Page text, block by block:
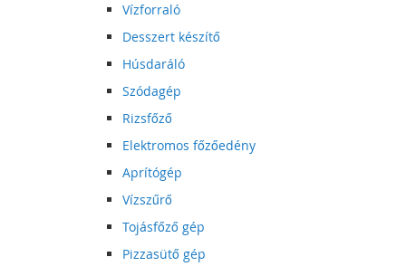
Vízforraló
Desszert készítő
Húsdaráló
Szódagép
Rizsfőző
Elektromos főzőedény
Aprítógép
Vízszűrő
Tojásfőző gép
Pizzasütő gép